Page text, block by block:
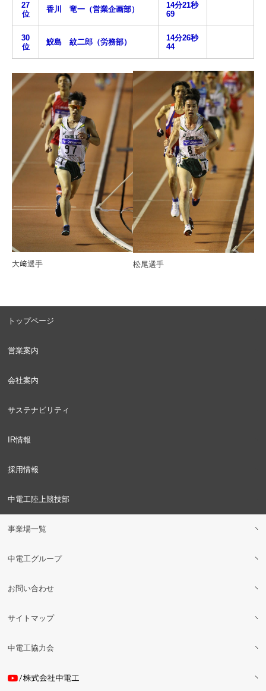
27
位
香川 竜一（営業企画部）
14分21秒
69
30
位
鮫島 紋二郎（労務部）
14分26秒
44
大﨑選手 松尾選手
トップページ
営業案内
会社案内
サステナビリティ
IR情報
採用情報
中電工陸上競技部
事業場一覧
中電工グループ
お問い合わせ
サイトマップ
中電工協力会